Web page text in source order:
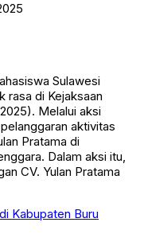
Sulawesi
rasa di Kejaksaan
Melalui aksi
aktivitas
Pratama di
Dalam aksi itu,
CV. Yulan Pratama